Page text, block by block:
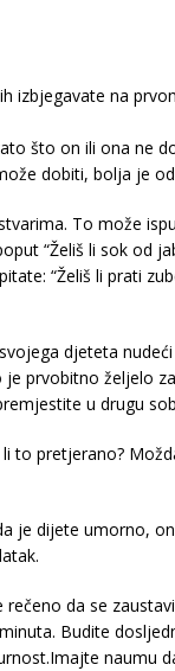
na
što on ili ona ne
dobiti, bolja je
To može
“Želiš li sok od
“Želiš li prati
djeteta
prvobitno željelo
u drugu
to pretjerano?
je dijete umorno,
da se
Budite
naumu